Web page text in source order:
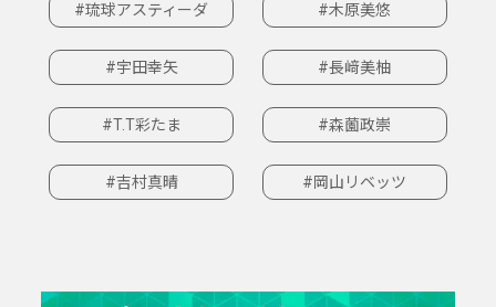
#琉球アスティーダ #木原美悠
#宇田幸矢 #長﨑美柚
#T.T彩たま #森薗政崇
#吉村真晴 #岡山リベッツ